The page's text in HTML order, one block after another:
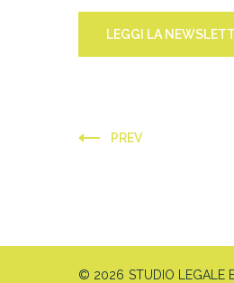
LEGGI LA
PREV
© 2026 STUDIO LEGALE